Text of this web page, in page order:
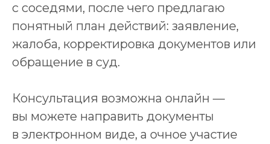
с соседями, после чего предлагаю
понятный план действий: заявление,
жалоба, корректировка документов или
обращение в суд.
Консультация возможна онлайн —
вы можете направить документы
в электронном виде, а очное участие